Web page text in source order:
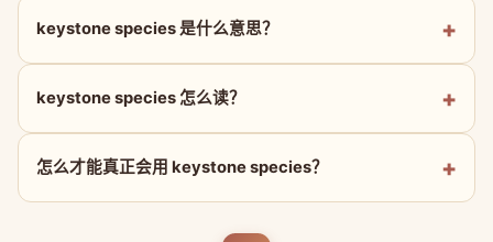
keystone species 是什么意思？
keystone species 怎么读？
怎么才能真正会用 keystone species？